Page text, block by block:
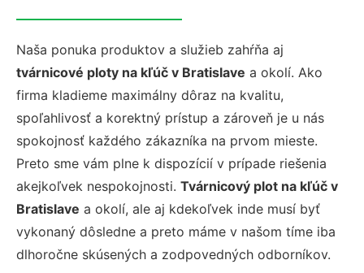
Naša ponuka produktov a služieb zahŕňa aj
tvárnicové ploty na kľúč v Bratislave a okolí. Ako
firma kladieme maximálny dôraz na kvalitu,
spoľahlivosť a korektný prístup a zároveň je u nás
spokojnosť každého zákazníka na prvom mieste.
Preto sme vám plne k dispozícií v prípade riešenia
akejkoľvek nespokojnosti. Tvárnicový plot na kľúč v
Bratislave a okolí, ale aj kdekoľvek inde musí byť
vykonaný dôsledne a preto máme v našom tíme iba
dlhoročne skúsených a zodpovedných odborníkov.